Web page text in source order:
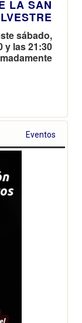
LA SAN
sábado,
y las 21:30
Eventos